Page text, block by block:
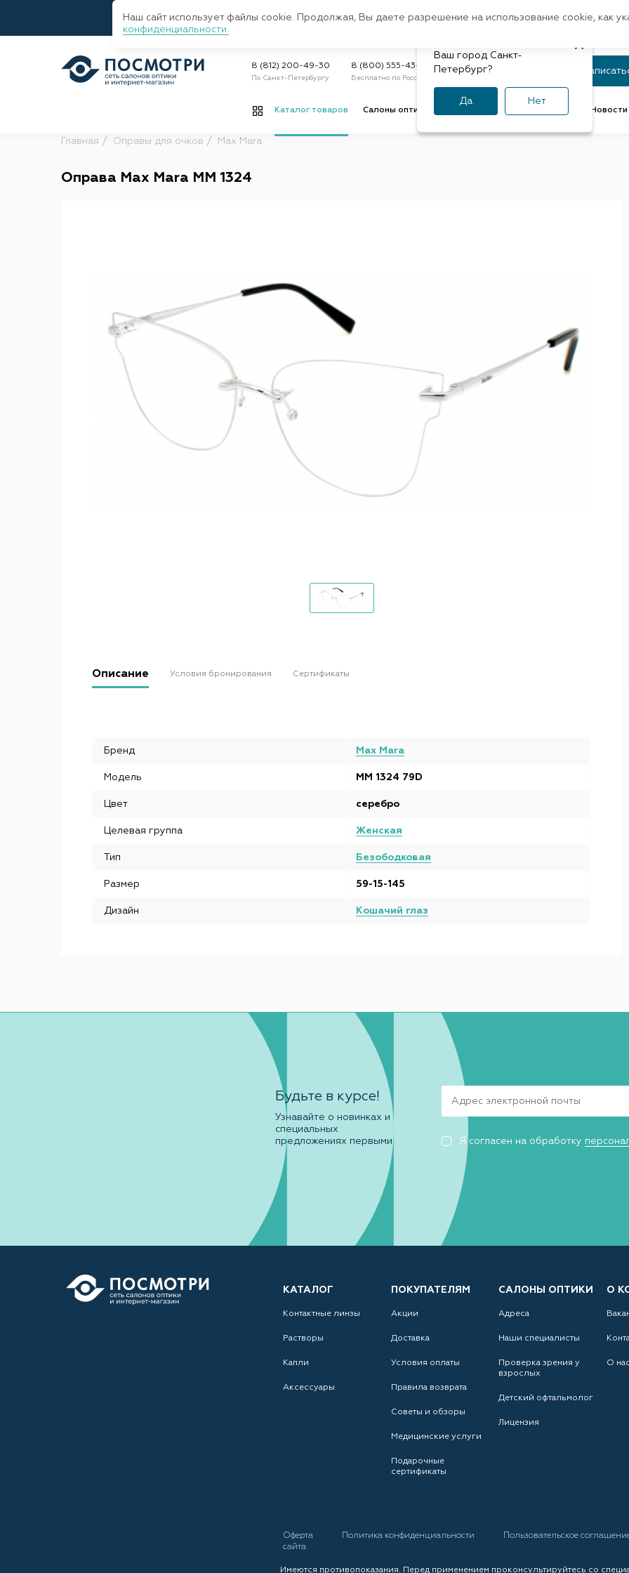
Регион:Санкт-Петербург Быстрая
8 (812) 200-49-30
По Санкт-Петербургу
8 (800) 555-43-47
Бесплатно по России
Статус заказа
Каталог товаров Салоны оптики Новости
Главная Оправы для очков Max Mara
Оправа Max Mara MM 1324
Описание Условия бронирования Сертификаты
Бренд Max Mara
Модель MM 1324 79D
Цвет серебро
Целевая группа Женская
Тип Безободковая
Размер 59-15-145
Дизайн Кошачий глаз
Будьте в курсе!
Узнавайте о новинках и
специальных
предложениях первыми
Я согласен на обработку
КАТАЛОГ
Контактные линзы
Растворы
Капли
Аксессуары
ПОКУПАТЕЛЯМ
Акции
Доставка
Условия оплаты
Правила возврата
Советы и обзоры
Медицинские услуги
Подарочные
сертификаты
САЛОНЫ ОПТИКИ
Адреса
Наши специалисты
Проверка зрения у
взрослых
Детский офтальмолог
Лицензия
О
О нас
Оферта Политика конфиденциальности Пользовательское
сайта
Имеются противопоказания. Перед применением проконсультируйтесь со
Ваш город Санкт-
Петербург?
Да Нет
Наш сайт использует файлы cookie. Продолжая, Вы даете разрешение на использование cookie, как
конфиденциальности.